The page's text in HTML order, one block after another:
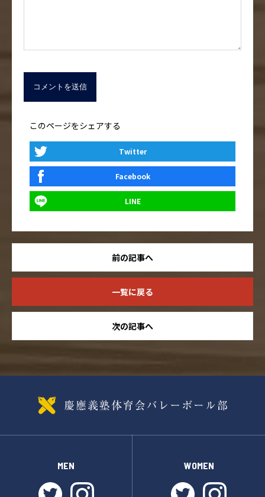
このページをシェアする
Twitter
Facebook
LINE
前の記事へ
一覧に戻る
次の記事へ
MEN
twitterinstagram
WOMEN
twitter